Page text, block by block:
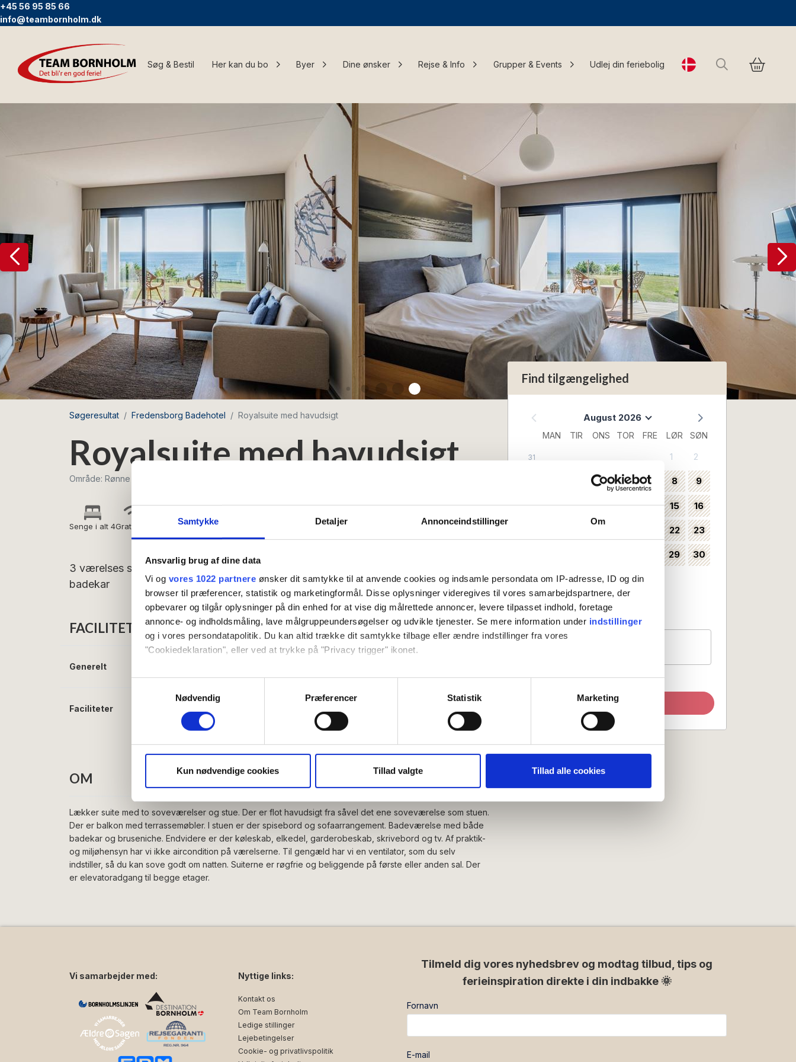
Samtykke Detaljer Annonceindstillinger Om
Ansvarlig brug af dine data
Vi og vores 1022 partnere ønsker dit samtykke til at anvende cookies og indsamle persondata om IP-adresse, ID og din
browser til præferencer, statistik og marketingformål. Disse oplysninger videregives til vores samarbejdspartnere, der
opbevarer og tilgår oplysninger på din enhed for at vise dig målrettede annoncer, levere tilpasset indhold, foretage
annonce- og indholdsmåling, lave målgruppeundersøgelser og udvikle tjenester. Se mere information under indstillinger
og i vores persondatapolitik. Du kan altid trække dit samtykke tilbage eller ændre indstillinger fra vores
"Cookiedeklaration", eller ved at trykke på "Privacy trigger" ikonet.
Hvis du tillader det, vil vi også gerne:
Indsamle præcise oplysninger om din placering, der kan være nøjagtig inden for få meter
Identificere din enhed baseret på en scanning af dens unikke karakteristika (fingerprinting)
Dine valg anvendes på hele websitet.
Vi bruger cookies til at tilpasse vores indhold og annoncer, til at vise dig funktioner til sociale medier og til at analysere
vores trafik. Vi deler også oplysninger om din brug af vores hjemmeside med vores partnere inden for sociale medier,
Nødvendig
Præferencer Statistik Marketing
Kun nødvendige cookies Tillad valgte Tillad alle cookies
+45 56 95 85 66
info@teambornholm.dk
Søg & Bestil Her kan du bo Byer Dine ønsker Rejse & Info Grupper & Events Udlej din feriebolig Change language
Søg
Søgeresultat Fredensborg Badehotel Royalsuite med havudsigt
Royalsuite med havudsigt
Område: Rønne
Senge i alt 4Gratis wifi
3 værelses suite med to soveværelser, stue, to balkoner og badeværelse med
badekar
FACILITETER
Generelt
Faciliteter
TV
Køleskab
OM
Lækker suite med to soveværelser og stue. Der er flot havudsigt fra såvel det ene soveværelse som stuen.
Der er balkon med terrassemøbler. I stuen er der spisebord og sofaarrangement. Badeværelse med både
badekar og bruseniche. Endvidere er der køleskab, elkedel, garderobeskab, skrivebord og tv. Af praktik-
og miljøhensyn har vi ikke aircondition på værelserne. Til gengæld har vi en ventilator, som du selv
indstiller, så du kan sove godt om natten. Suiterne er røgfrie og beliggende på første eller anden sal. Der
er elevatoradgang til begge etager.
Find tilgængelighed
August 2026
MAN TIR ONS TOR FRE LØR SØN
31 1 2
5 6 7 8 9
33 10 11 12 13 14 15 16
22 23
29 30
36 31
Kan vælges som ankomstdag
Ankomst ikke mulig
Gæster
Opdater søgning
Vi samarbejder med: Nyttige links:
Kontakt os
Om Team Bornholm
Ledige stillinger
Lejebetingelser
Cookie- og privatlivspolitik
Tilmeld dig vores nyhedsbrev og modtag tilbud, tips og
ferieinspiration direkte i din indbakke 🌞
Fornavn
E-mail